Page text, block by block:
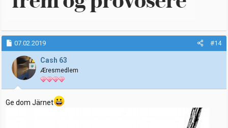
07.02.2019 #14
Cash 63
Æresmedlem
Ge dom Järnet